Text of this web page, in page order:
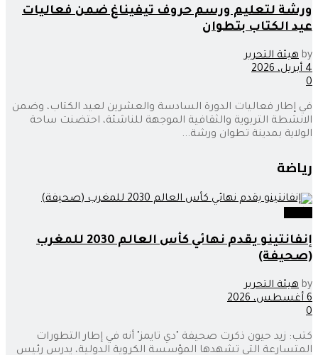
ورشة لتعليم ورسم حروف تيفيناغ ضمن فعاليات
عيد الكتاب بتطوان
by هيئة التحرير
4 أبريل، 2026
0
في إطار فعاليات الدورة السادسة والعشرين لعيد الكتاب، وضمن
الانشطة التربوية والثقافية الموجهة للناشئة، احتضنت ساحة
الولاية بمدينة تطوان ورشة...
رياضة
إنفانتينو يقدم نهائي كأس العالم 2030 للمغرب
(صحيفة)
by هيئة التحرير
6 أغسطس، 2026
0
كتب: زيد حيون ذكرت صحيفة "دي تايمز" أنه في إطار التطورات
المتسارعة التي تشهدها المؤسسة الكروية الدولية، يدرس رئيس